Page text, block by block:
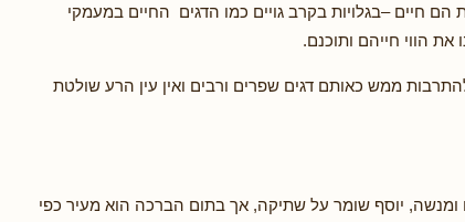
חיים –בגלויות בקרב גויים כמו הדגים החיים במעמקי
את הווי חייהם ותוכנם.
ממש כאותם דגים שפרים ורבים ואין עין הרע שולטת
ומנשה, יוסף שומר על שתיקה, אך בתום הברכה הוא מעיר כפי